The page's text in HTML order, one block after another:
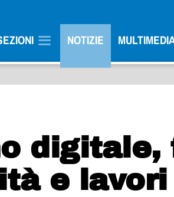
NOTIZIE
digitale,
e